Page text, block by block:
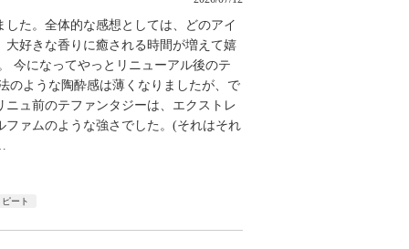
た。全体的な感想としては、どのアイ
好きな香りに癒される時間が増えて嬉
今になってやっとリニューアル後のテ
のような陶酔感は薄くなりましたが、で
ュ前のテファンタジーは、エクストレ
ァムのような強さでした。(それはそれ
ピート